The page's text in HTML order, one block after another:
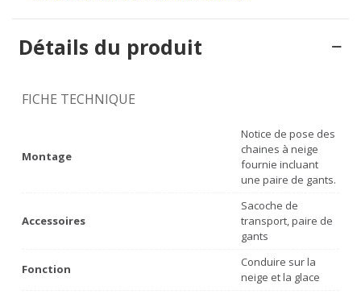
Détails du produit
FICHE TECHNIQUE
Montage
Notice de pose des
chaines à neige
fournie incluant
une paire de gants.
Accessoires
Sacoche de
transport, paire de
gants
Fonction
Conduire sur la
neige et la glace